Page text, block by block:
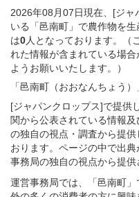
2026年08月07日現在、[ジャ
いる「邑南町」で農作物を
は0人となっております。（
れた情報が含まれている場
ようお願いいたします。）
「邑南町（おおなんちょう）
[ジャパンクロップス]で提供
関から公表されている情報
の独自の視点・調査から提
おります。ページの中で出
事務局の独自の視点から提供
運営事務局では、「邑南町